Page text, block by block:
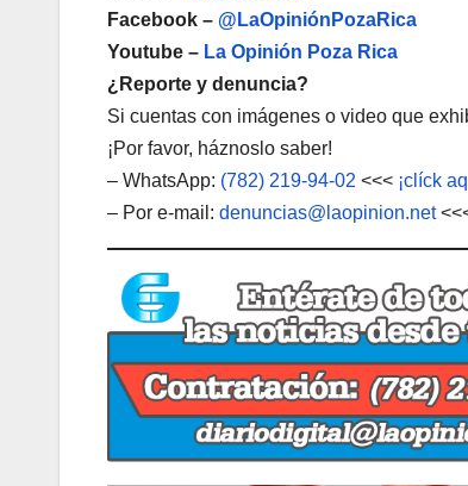
Facebook – @LaOpiniónPozaRica
Youtube – La Opinión Poza Rica
¿Reporte y denuncia?
Si cuentas con imágenes o video que
¡Por favor, háznoslo saber!
– WhatsApp: (782) 219-94-02 <<< ¡clíck
– Por e-mail: denuncias@laopinion.net